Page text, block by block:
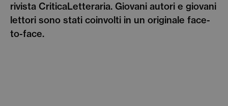
rivista CriticaLetteraria. Giovani autori e giovani
lettori sono stati coinvolti in un originale face-
to-face.